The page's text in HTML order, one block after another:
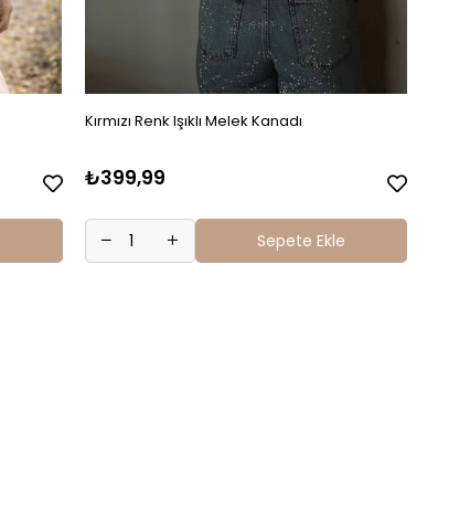
Kırmızı Renk Işıklı Melek Kanadı
₺399,99
Sepete Ekle